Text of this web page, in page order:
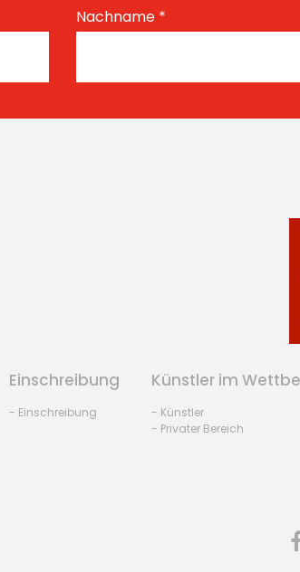
Nachname *
Einschreibung
- Einschreibung
Künstler im
- Künstler
- Privater Bereich